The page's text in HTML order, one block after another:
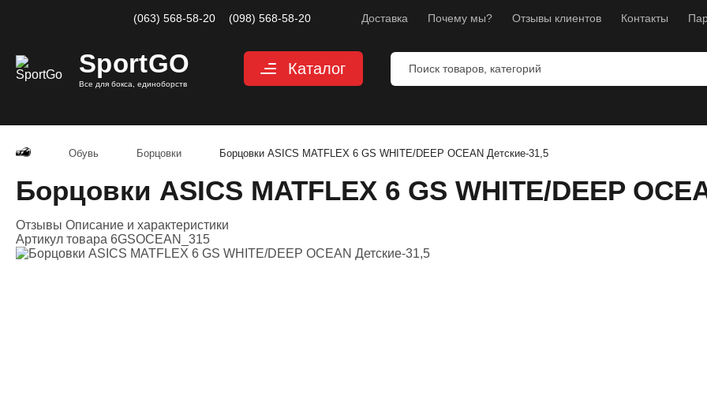
(063) 568-58-20 (098) 568-58-20 Доставка Почему мы? Отзывы клиентов Контакты
SportGO
Все для бокса, единоборств
Каталог
Боксерские бинты
Мешки, груши, манекены
Обувь Борцовки Борцовки ASICS MATFLEX 6 GS WHITE/DEEP OCEAN Детские-31,5
Борцовки ASICS MATFLEX 6 GS WHITE/DEEP
Отзывы Описание и характеристики
Артикул товара 6GSOCEAN_315